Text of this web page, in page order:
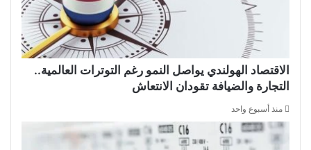
الاقتصاد الهولندي يواصل النمو رغم التوترات العالمية..
التجارة والضيافة تقودان الانتعاش
منذ أسبوع واحد